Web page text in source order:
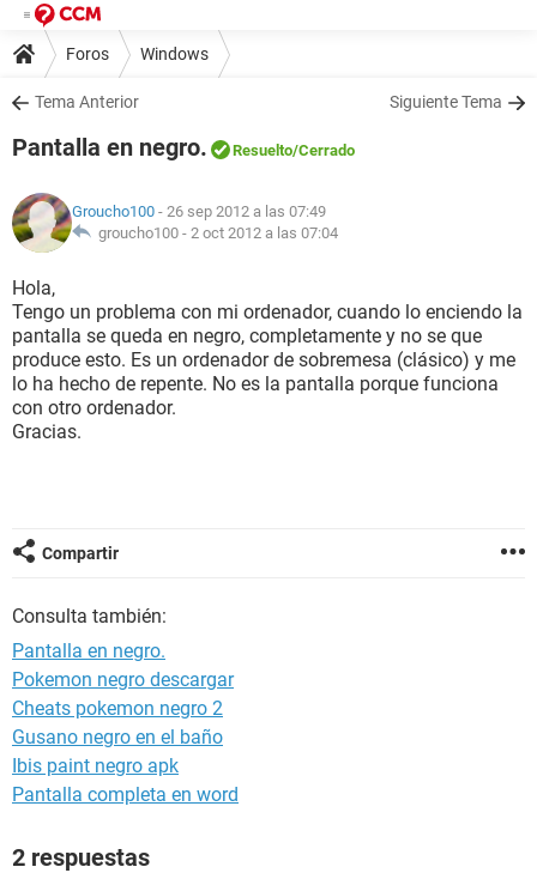
Foros Windows
Tema Anterior Siguiente Tema
Pantalla en negro. Resuelto/Cerrado
Groucho100 - 26 sep 2012 a las 07:49
groucho100 - 2 oct 2012 a las 07:04
Hola,
Tengo un problema con mi ordenador, cuando lo enciendo la
pantalla se queda en negro, completamente y no se que
produce esto. Es un ordenador de sobremesa (clásico) y me
lo ha hecho de repente. No es la pantalla porque funciona
con otro ordenador.
Gracias.
Compartir
Consulta también:
Pantalla en negro.
Pokemon negro descargar
Cheats pokemon negro 2
Gusano negro en el baño
Ibis paint negro apk
Pantalla completa en word
2 respuestas